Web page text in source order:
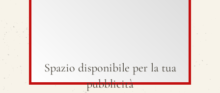
Spazio disponibile per la tua
pubblicità